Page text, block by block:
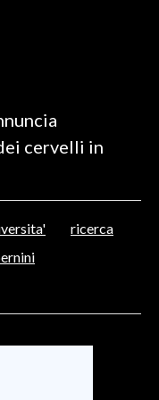
cervelli in
ricerca